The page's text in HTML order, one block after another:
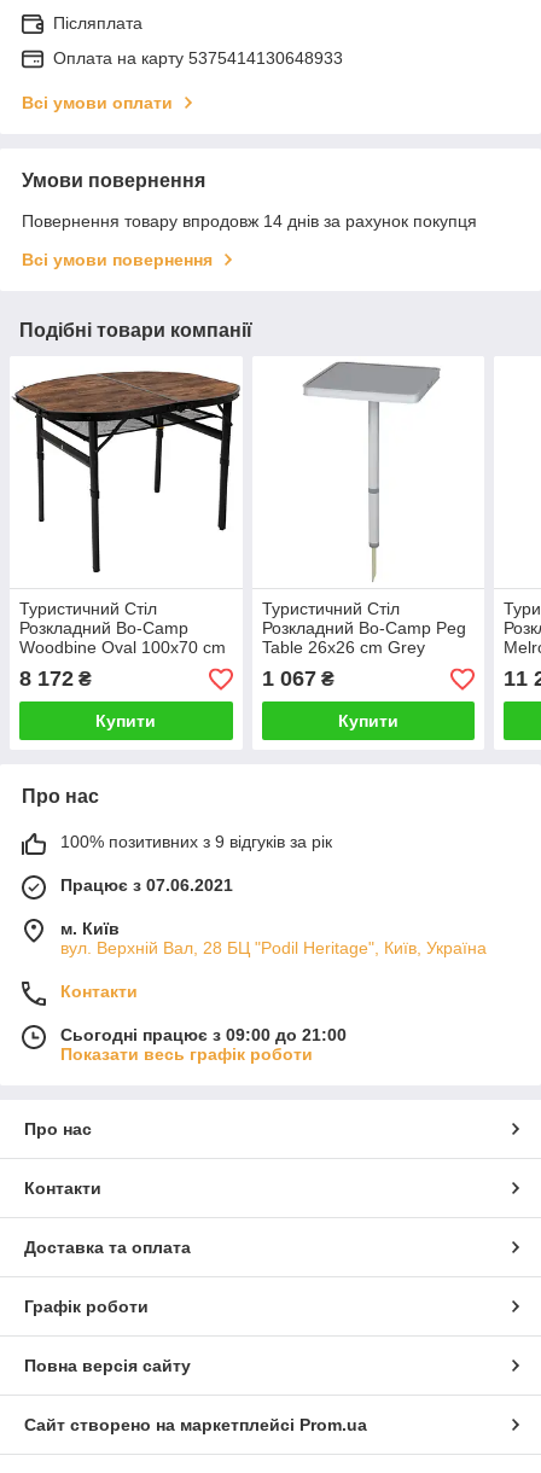
Післяплата
Оплата на карту 5375414130648933
Всі умови оплати
Умови повернення
Повернення товару впродовж 14 днів за рахунок покупця
Всі умови повернення
Подібні товари компанії
Туристичний Стіл
Розкладний Bo-Camp
Woodbine Oval 100x70 cm
Black/Wood look (1404230)
Кемпінговий Складаний
Столик для риболовлі
8 172 ₴
Купити
Туристичний Стіл
Розкладний Bo-Camp Peg
Table 26x26 cm Grey
(1402722) Кемпінговий
Складаний Столик для
риболовлі
1 067₴
Купити
11
Про нас
100% позитивних з 9 відгуків за рік
Працює з 07.06.2021
м. Київ
вул. Верхній Вал, 28 БЦ "Podil Heritage", Київ, Україна
Контакти
Сьогодні працює з 09:00 до 21:00
Показати весь графік роботи
Про нас
Контакти
Доставка та оплата
Графік роботи
Повна версія сайту
Сайт створено на маркетплейсі Prom.ua